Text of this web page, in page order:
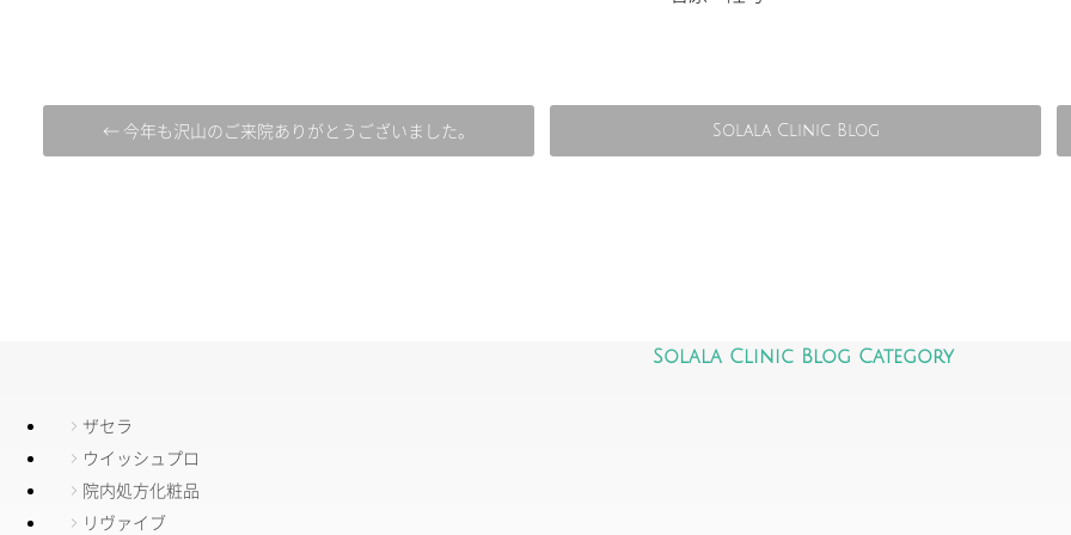
← 今年も沢山のご来院ありがとうございました。 Solala Clinic Blog
Solala Clinic Blog Category
ザセラ
ウイッシュプロ
院内処方化粧品
リヴァイブ